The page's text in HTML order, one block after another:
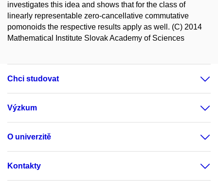
investigates this idea and shows that for the class of
linearly representable zero-cancellative commutative
pomonoids the respective results apply as well. (C) 2014
Mathematical Institute Slovak Academy of Sciences
Chci studovat
Výzkum
O univerzitě
Kontakty